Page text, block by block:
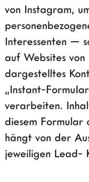
von Instagram,
Interessenten —
auf Websites
dargestelltes
„Instant-
verarbeiten.
diesem
hängt von der
jeweiligen Lead-